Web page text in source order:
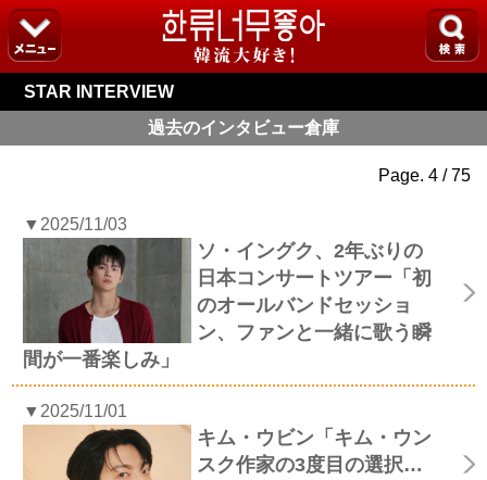
STAR INTERVIEW
過去のインタビュー倉庫
Page. 4 / 75
▼2025/11/03
ソ・イングク、2年ぶりの
日本コンサートツアー「初
のオールバンドセッショ
ン、ファンと一緒に歌う瞬
間が一番楽しみ」
▼2025/11/01
キム・ウビン「キム・ウン
スク作家の3度目の選択…